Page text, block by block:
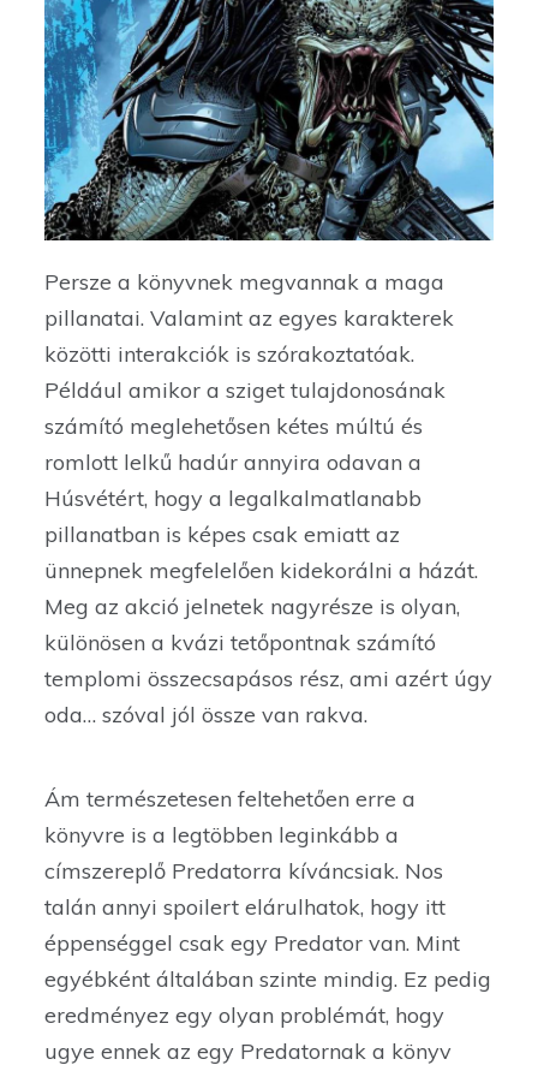
Persze a könyvnek megvannak a maga
pillanatai. Valamint az egyes karakterek
közötti interakciók is szórakoztatóak.
Például amikor a sziget tulajdonosának
számító meglehetősen kétes múltú és
romlott lelkű hadúr annyira odavan a
Húsvétért, hogy a legalkalmatlanabb
pillanatban is képes csak emiatt az
ünnepnek megfelelően kidekorálni a házát.
Meg az akció jelnetek nagyrésze is olyan,
különösen a kvázi tetőpontnak számító
templomi összecsapásos rész, ami azért úgy
oda… szóval jól össze van rakva.
Ám természetesen feltehetően erre a
könyvre is a legtöbben leginkább a
címszereplő Predatorra kíváncsiak. Nos
talán annyi spoilert elárulhatok, hogy itt
éppenséggel csak egy Predator van. Mint
egyébként általában szinte mindig. Ez pedig
eredményez egy olyan problémát, hogy
ugye ennek az egy Predatornak a könyv